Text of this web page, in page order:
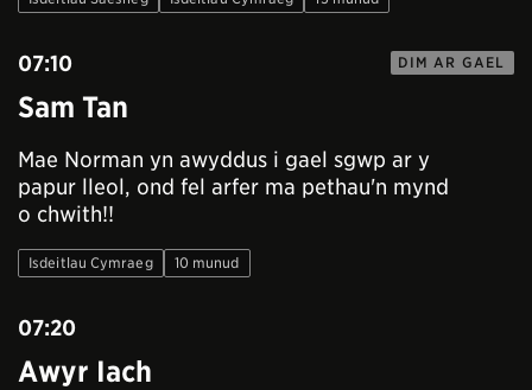
07:10 DIM AR GAEL
Sam Tan
Mae Norman yn awyddus i gael sgwp ar y
papur lleol, ond fel arfer ma pethau'n mynd
o chwith!!
Isdeitlau Cymraeg 10 munud
07:20
Awyr Iach